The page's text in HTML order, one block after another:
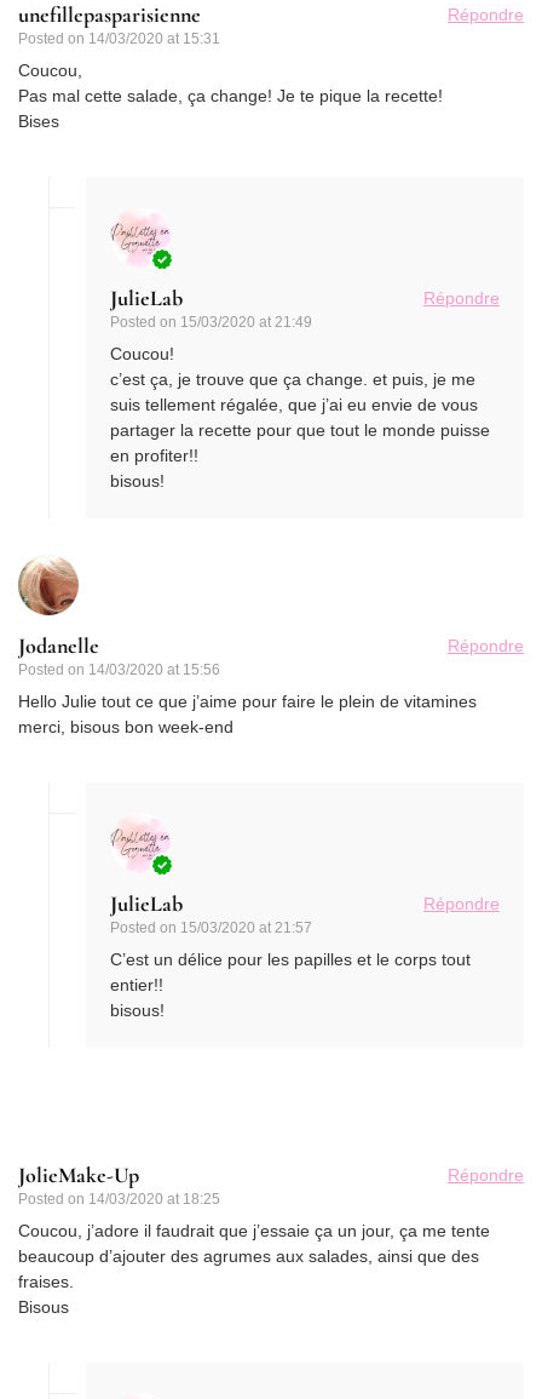
unefillepasparisienne
Posted on 14/03/2020 at 15:31
Répondre
Coucou,
Pas mal cette salade, ça change! Je te pique la recette!
Bises
JulieLab
Posted on 15/03/2020 at 21:49
Répondre
Coucou!
c’est ça, je trouve que ça change. et puis, je me
suis tellement régalée, que j’ai eu envie de vous
partager la recette pour que tout le monde puisse
en profiter!!
bisous!
Jodanelle
Posted on 14/03/2020 at 15:56
Répondre
Hello Julie tout ce que j’aime pour faire le plein de vitamines
merci, bisous bon week-end
JulieLab
Posted on 15/03/2020 at 21:57
Répondre
C’est un délice pour les papilles et le corps tout
entier!!
bisous!
JolieMake-Up
Posted on 14/03/2020 at 18:25
Répondre
Coucou, j’adore il faudrait que j’essaie ça un jour, ça me tente
beaucoup d’ajouter des agrumes aux salades, ainsi que des
fraises.
Bisous